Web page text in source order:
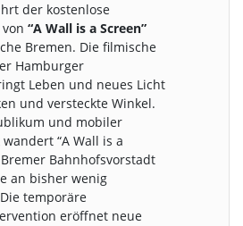
der kostenlose
von“A Wall is a Screen”
Bremen. Die filmische
Hamburger
Leben und neues Licht
und versteckte Winkel.
und mobiler
“A Wall is a
Bahnhofsvorstadt
an bisher wenig
temporäre
eröffnet neue